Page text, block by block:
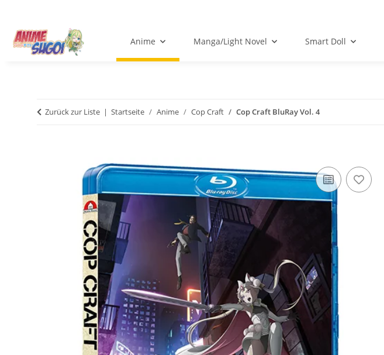
Anime Manga/Light Novel Smart Doll
Zurück zur Liste Startseite Anime Cop Craft Cop Craft BluRay Vol. 4